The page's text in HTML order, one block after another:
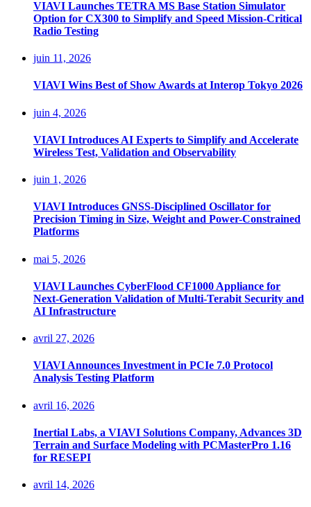
VIAVI Launches TETRA MS Base Station Simulator
Option for CX300 to Simplify and Speed Mission-Critical
Radio Testing
juin 11, 2026
VIAVI Wins Best of Show Awards at Interop Tokyo 2026
juin 4, 2026
VIAVI Introduces AI Experts to Simplify and Accelerate
Wireless Test, Validation and Observability
juin 1, 2026
VIAVI Introduces GNSS-Disciplined Oscillator for
Precision Timing in Size, Weight and Power-Constrained
Platforms
mai 5, 2026
VIAVI Launches CyberFlood CF1000 Appliance for
Next-Generation Validation of Multi-Terabit Security and
AI Infrastructure
avril 27, 2026
VIAVI Announces Investment in PCIe 7.0 Protocol
Analysis Testing Platform
avril 16, 2026
Inertial Labs, a VIAVI Solutions Company, Advances 3D
Terrain and Surface Modeling with PCMasterPro 1.16
for RESEPI
avril 14, 2026